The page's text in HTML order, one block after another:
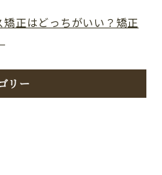
正はどっちがいい？矯正
リー